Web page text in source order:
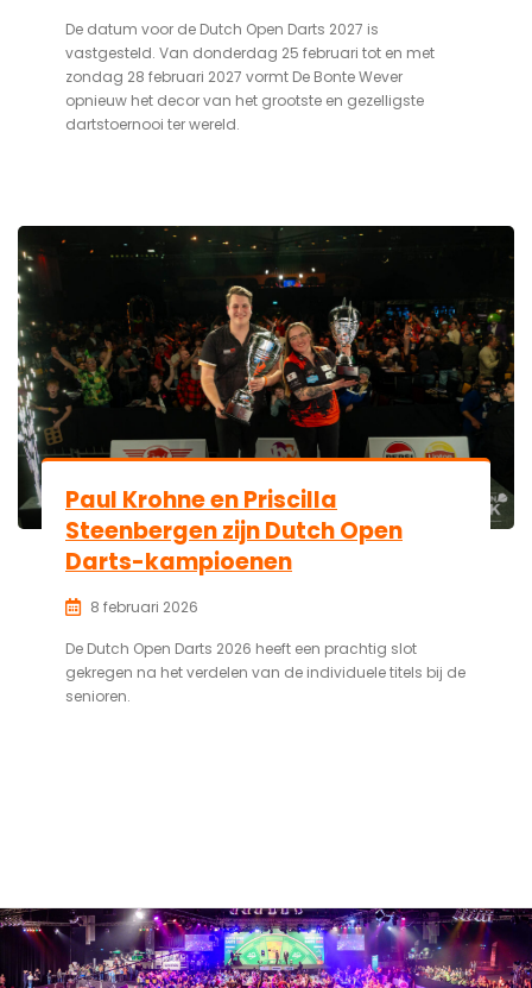
De datum voor de Dutch Open Darts 2027 is
vastgesteld. Van donderdag 25 februari tot en met
zondag 28 februari 2027 vormt De Bonte Wever
opnieuw het decor van het grootste en gezelligste
dartstoernooi ter wereld.
Paul Krohne en Priscilla
Steenbergen zijn Dutch Open
Darts-kampioenen
8 februari 2026
De Dutch Open Darts 2026 heeft een prachtig slot
gekregen na het verdelen van de individuele titels bij de
senioren.